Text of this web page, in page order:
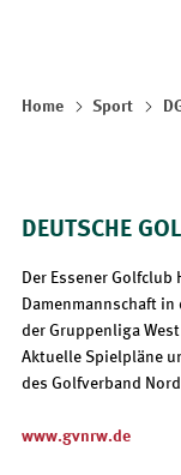
Home Sport
DEUTSCHE
Der Essener
Damenmannschaft
der Gruppenliga
Aktuelle Spielpläne
des Golfverband
www.gvnrw.de